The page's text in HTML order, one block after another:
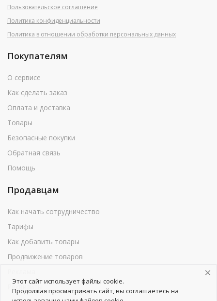
Пользовательское соглашение
Политика конфиденциальности
Политика в отношении обработки персональных данных
Покупателям
О сервисе
Как сделать заказ
Оплата и доставка
Товары
Безопасные покупки
Обратная связь
Помощь
Продавцам
Как начать сотрудничество
Тарифы
Как добавить товары
Продвижение товаров
Реквизиты
Этот сайт использует файлы cookie.
Продолжая просматривать сайт, вы соглашаетесь на